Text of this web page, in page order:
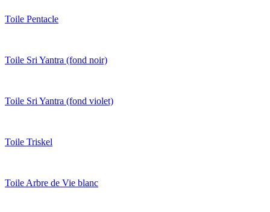
Toile Pentacle
Toile Sri Yantra (fond noir)
Toile Sri Yantra (fond violet)
Toile Triskel
Toile Arbre de Vie blanc